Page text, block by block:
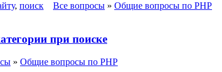
, поиск Все вопросы » Общие вопросы по PHP
при поиске
» Общие вопросы по PHP